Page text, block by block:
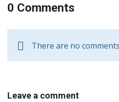
0 Comments
There are no
Leave a comment